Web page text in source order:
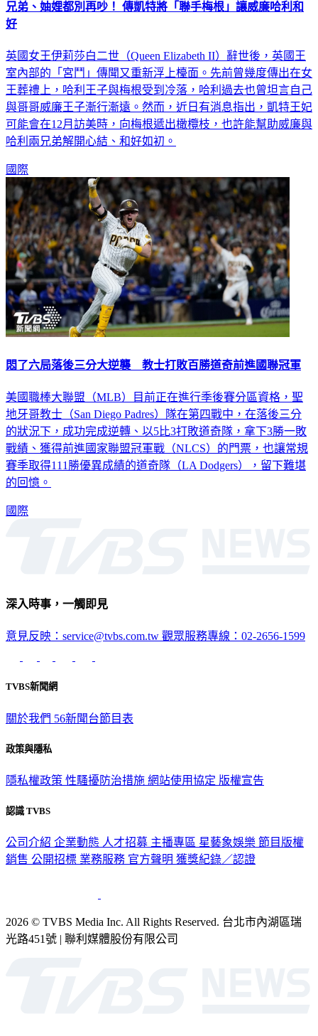
兄弟、妯娌都別再吵！ 傳凱特將「聯手梅根」讓威廉哈利和
好
英國女王伊莉莎白二世（Queen Elizabeth II）辭世後，英國王
室內部的「宮鬥」傳聞又重新浮上檯面。先前曾幾度傳出在女
王葬禮上，哈利王子與梅根受到冷落，哈利過去也曾坦言自己
與哥哥威廉王子漸行漸遠。然而，近日有消息指出，凱特王妃
可能會在12月訪美時，向梅根遞出橄欖枝，也許能幫助威廉與
哈利兩兄弟解開心結、和好如初。
國際
悶了六局落後三分大逆襲 教士打敗百勝道奇前進國聯冠軍
美國職棒大聯盟（MLB）目前正在進行季後賽分區資格，聖
地牙哥教士（San Diego Padres）隊在第四戰中，在落後三分
的狀況下，成功完成逆轉、以5比3打敗道奇隊，拿下3勝一敗
戰績、獲得前進國家聯盟冠軍戰（NLCS）的門票，也讓常規
賽季取得111勝優異成績的道奇隊（LA Dodgers），留下難堪
的回憶。
國際
深入時事，一觸即見
意見反映：service@tvbs.com.tw 觀眾服務專線：02-2656-1599
TVBS新聞網
關於我們 56新聞台節目表
政策與隱私
隱私權政策 性騷擾防治措施 網站使用協定 版權宣告
認識 TVBS
公司介紹 企業動態 人才招募 主播專區 星藝象娛樂 節目版權
銷售 公開招標 業務服務 官方聲明 獲獎紀錄／認證
2026 © TVBS Media Inc. All Rights Reserved. 台北市內湖區瑞
光路451號 | 聯利媒體股份有限公司